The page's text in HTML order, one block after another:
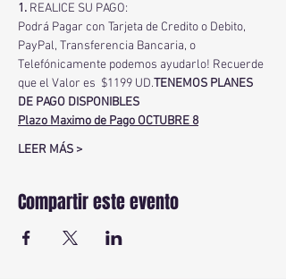
1. REALICE SU PAGO:
Podrá Pagar con Tarjeta de Credito o Debito,
PayPal, Transferencia Bancaria, o
Telefónicamente podemos ayudarlo! Recuerde
que el Valor es  $1199 UD.TENEMOS PLANES
DE PAGO DISPONIBLES
Plazo Maximo de Pago OCTUBRE 8
LEER MÁS >
Compartir este evento